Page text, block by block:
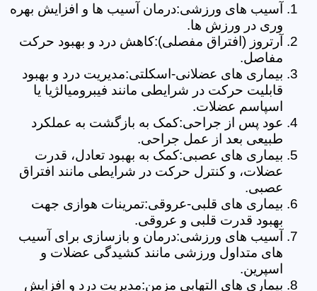
آسیب های ورزشی:درمان آسیب ها و افزایش بهره
وری در ورزش ها.
آرتروز (افتراق مفصلی):کاهش درد و بهبود حرکت
مفاصل.
بیماری های عضلانی-اسکلتی:مدیریت درد و بهبود
قابلیت حرکت در شرایطی مانند فیبرومیالژیا یا
اسپاسم عضلات.
عود پس از جراحی:کمک به بازگشت به عملکرد
طبیعی بعد از عمل جراحی.
بیماری های عصبی:کمک به بهبود تعادل، قدرت
عضلات، و کنترل حرکت در شرایطی مانند افتراق
عصبی.
بیماری های قلبی-عروقی:تمرینات هوازی جهت
بهبود قدرت قلبی و عروقی.
آسیب های ورزشی:درمان و بازسازی برای آسیب
های متداول ورزشی مانند کشیدگی عضلات و
اسپرین.
بیماری های التهابی مزمن:مدیریت درد و افزایش